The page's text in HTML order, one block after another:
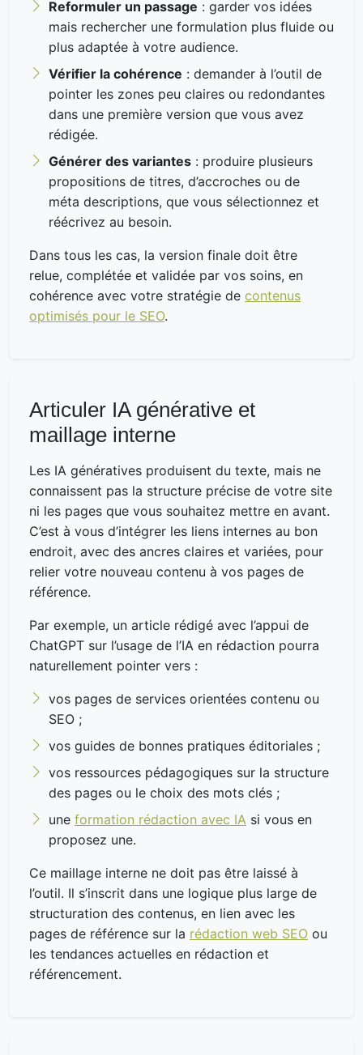
Reformuler un passage : garder vos idées
mais rechercher une formulation plus fluide ou
plus adaptée à votre audience.
Vérifier la cohérence : demander à l’outil de
pointer les zones peu claires ou redondantes
dans une première version que vous avez
rédigée.
Générer des variantes : produire plusieurs
propositions de titres, d’accroches ou de
méta descriptions, que vous sélectionnez et
réécrivez au besoin.
Dans tous les cas, la version finale doit être
relue, complétée et validée par vos soins, en
cohérence avec votre stratégie de contenus
optimisés pour le SEO.
Articuler IA générative et
maillage interne
Les IA génératives produisent du texte, mais ne
connaissent pas la structure précise de votre site
ni les pages que vous souhaitez mettre en avant.
C’est à vous d’intégrer les liens internes au bon
endroit, avec des ancres claires et variées, pour
relier votre nouveau contenu à vos pages de
référence.
Par exemple, un article rédigé avec l’appui de
ChatGPT sur l’usage de l’IA en rédaction pourra
naturellement pointer vers :
vos pages de services orientées contenu ou
SEO ;
vos guides de bonnes pratiques éditoriales ;
vos ressources pédagogiques sur la structure
des pages ou le choix des mots clés ;
une formation rédaction avec IA si vous en
proposez une.
Ce maillage interne ne doit pas être laissé à
l’outil. Il s’inscrit dans une logique plus large de
structuration des contenus, en lien avec les
pages de référence sur la rédaction web SEO ou
les tendances actuelles en rédaction et
référencement.